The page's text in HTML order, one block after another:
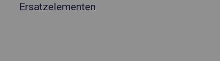
Ersatzelementen